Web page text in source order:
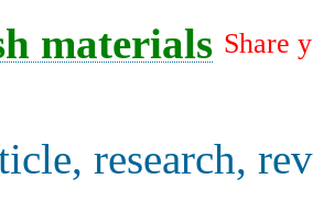
materials Share
research,